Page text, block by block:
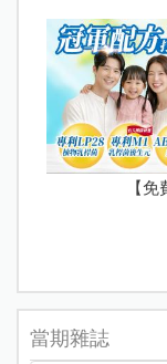
【
當期雜誌